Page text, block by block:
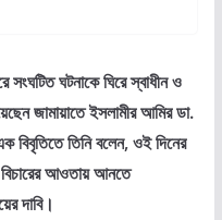
সংঘটিত ঘটনাকে ঘিরে স্বাধীন ও
জামায়াতে ইসলামীর আমির ডা.
বিবৃতিতে তিনি বলেন, ওই দিনের
আওতায় আনতে
দাবি।